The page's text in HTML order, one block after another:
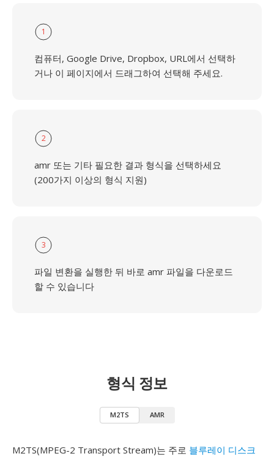
1
컴퓨터, Google Drive, Dropbox, URL에서 선택하
거나 이 페이지에서 드래그하여 선택해 주세요.
2
amr 또는 기타 필요한 결과 형식을 선택하세요
(200가지 이상의 형식 지원)
3
파일 변환을 실행한 뒤 바로 amr 파일을 다운로드
할 수 있습니다
형식 정보
M2TS AMR
M2TS(MPEG-2 Transport Stream)는 주로 블루레이 디스크